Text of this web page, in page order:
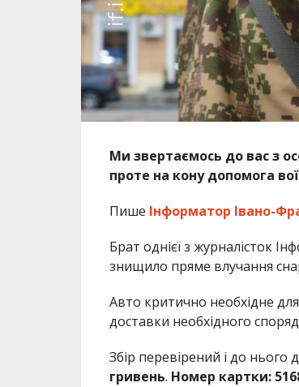
Ми звертаємось до вас з
проте на кону допомога
Пише Інформатор Івано-
Брат однієї з журналісток
знищило пряме влучання
Авто критично необхідне
доставки необхідного
Збір перевірений і до
гривень. Номер картки: